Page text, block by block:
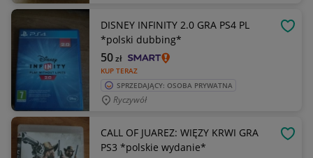
DISNEY INFINITY 2.0 GRA PS4 PL
*polski dubbing*
KUP TERAZ
50zł
SPRZEDAJĄCY: OSOBA PRYWATNA
Ryczywół
CALL OF JUAREZ: WIĘZY KRWI GRA
PS3 *polskie wydanie*